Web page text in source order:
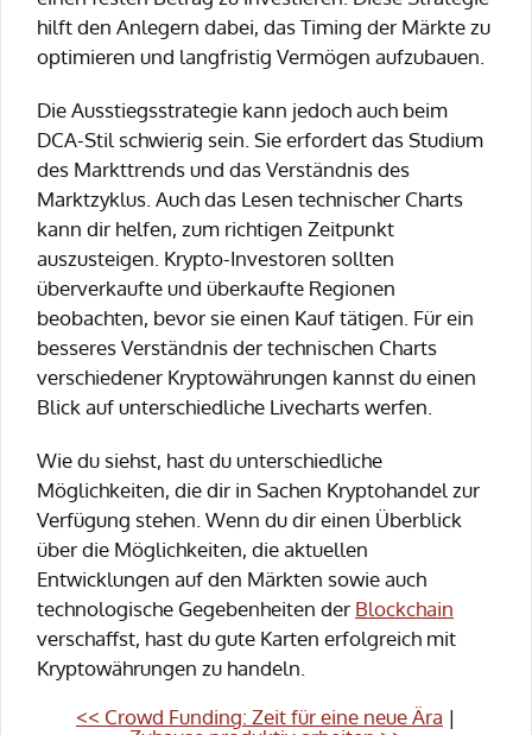
hilft den Anlegern dabei, das Timing der Märkte zu
optimieren und langfristig Vermögen aufzubauen.
Die Ausstiegsstrategie kann jedoch auch beim
DCA-Stil schwierig sein. Sie erfordert das Studium
des Markttrends und das Verständnis des
Marktzyklus. Auch das Lesen technischer Charts
kann dir helfen, zum richtigen Zeitpunkt
auszusteigen. Krypto-Investoren sollten
überverkaufte und überkaufte Regionen
beobachten, bevor sie einen Kauf tätigen. Für ein
besseres Verständnis der technischen Charts
verschiedener Kryptowährungen kannst du einen
Blick auf unterschiedliche Livecharts werfen.
Wie du siehst, hast du unterschiedliche
Möglichkeiten, die dir in Sachen Kryptohandel zur
Verfügung stehen. Wenn du dir einen Überblick
über die Möglichkeiten, die aktuellen
Entwicklungen auf den Märkten sowie auch
technologische Gegebenheiten der Blockchain
verschaffst, hast du gute Karten erfolgreich mit
Kryptowährungen zu handeln.
<< Crowd Funding: Zeit für eine neue Ära |